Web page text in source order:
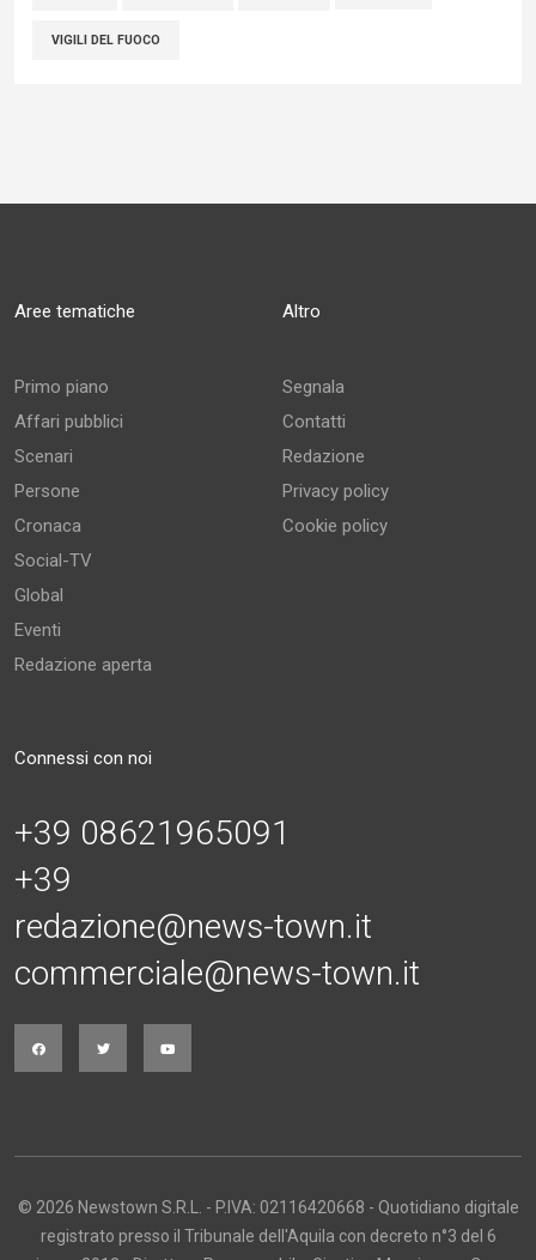
VIGILI DEL FUOCO
Aree tematiche
Primo piano
Affari pubblici
Scenari
Persone
Cronaca
Social-TV
Global
Eventi
Redazione aperta
Altro
Segnala
Contatti
Redazione
Privacy policy
Cookie policy
Connessi con noi
+39 08621965091
+39
redazione@news-town.it
commerciale@news-town.it
© 2026 Newstown S.R.L. - P.IVA: 02116420668 - Quotidiano digitale
registrato presso il Tribunale dell'Aquila con decreto n°3 del 6